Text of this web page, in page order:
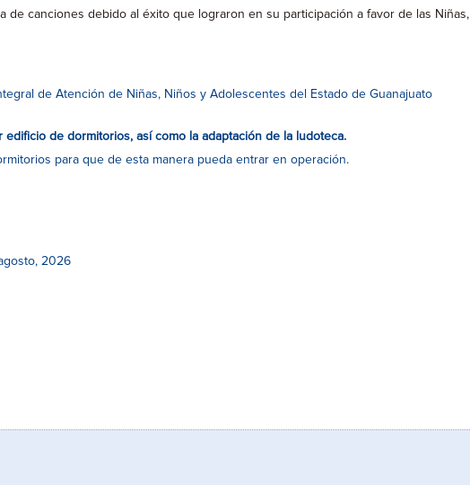
canciones debido al éxito que lograron en su participación a favor de las Niñas,
de Atención de Niñas, Niños y Adolescentes del Estado de Guanajuato
de dormitorios, así como la adaptación de la ludoteca.
para que de esta manera pueda entrar en operación.
2026